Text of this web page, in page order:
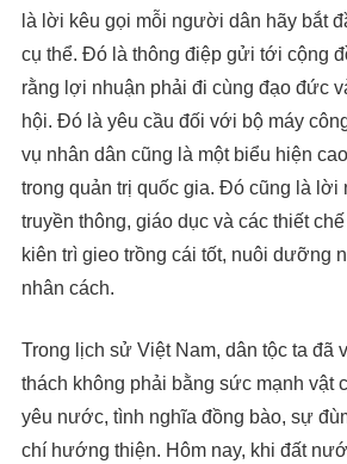
là lời kêu gọi mỗi người dân hãy bắt
cụ thể. Đó là thông điệp gửi tới cộng
rằng lợi nhuận phải đi cùng đạo đức
hội. Đó là yêu cầu đối với bộ máy
vụ nhân dân cũng là một biểu hiện
trong quản trị quốc gia. Đó cũng là lời
truyền thông, giáo dục và các thiết
kiên trì gieo trồng cái tốt, nuôi dưỡng
nhân cách.
Trong lịch sử Việt Nam, dân tộc ta đã
thách không phải bằng sức mạnh vật
yêu nước, tình nghĩa đồng bào, sự
chí hướng thiện. Hôm nay, khi đất